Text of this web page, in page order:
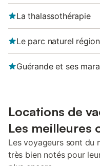
La thalassothérapie
Le parc naturel
Guérande et ses
Locations de
Les meilleures
Les voyageurs sont du
très bien notés pour